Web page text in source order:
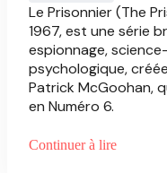
Le Prisonnier (The
1967, est une série
espionnage,
psychologique,
Patrick McGoohan,
en Numéro 6.
Continuer à lire